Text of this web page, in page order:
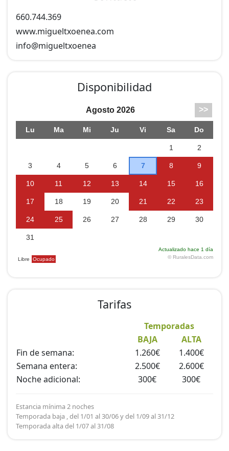
660.744.369
www.migueltxoenea.com
info@migueltxoenea
Disponibilidad
Tarifas
Temporadas
BAJA
ALTA
Fin de semana:
1.260€
1.400€
Semana entera:
2.500€
2.600€
Noche adicional:
300€ 300€
Estancia mínima 2 noches
Temporada baja , del 1/01 al 30/06 y del 1/09 al 31/12
Temporada alta del 1/07 al 31/08